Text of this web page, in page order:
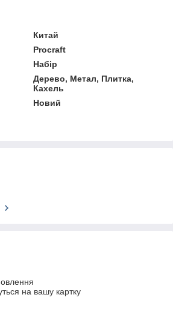
Китай
Procraft
Набір
Дерево, Метал, Плитка,
Кахель
Новий
на вашу картку